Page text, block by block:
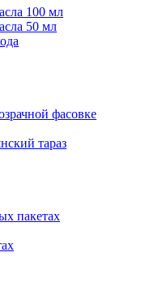
100 мл
50 мл
фасовке
тараз
пакетах